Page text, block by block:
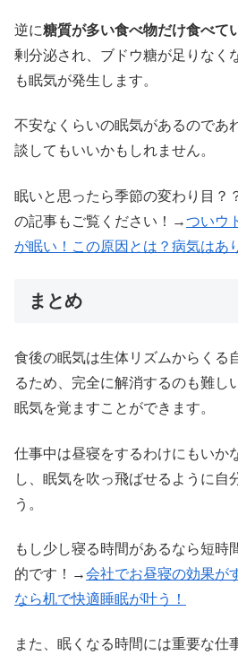
逆に糖質が多い食べ物だけ食べて
剰分泌され、ブドウ糖が足りなく
も眠気が発生します。
不安なくらいの眠気があるのであ
談してもいいかもしれません。
眠いと思ったら季節の変わり目？
の記事もご覧ください！→ついウ
が眠い！この原因とは？病気はあ
まとめ
食後の眠気は生体リズムからくる
るため、完全に解消するのも難し
眠気を覚ますことができます。
仕事中は昼寝をするわけにもいか
し、眠気を吹っ飛ばせるように自
う。
もし少し寝る時間があるなら短時
的です！→会社でお昼寝の効果が
なら机で快適睡眠が叶う！
また、眠くなる時間には重要な仕